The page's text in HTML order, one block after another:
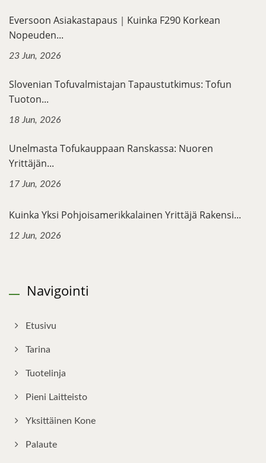
Eversoon Asiakastapaus｜Kuinka F290 Korkean
Nopeuden...
23 Jun, 2026
Slovenian Tofuvalmistajan Tapaustutkimus: Tofun
Tuoton...
18 Jun, 2026
Unelmasta Tofukauppaan Ranskassa: Nuoren
Yrittäjän...
17 Jun, 2026
Kuinka Yksi Pohjoisamerikkalainen Yrittäjä Rakensi...
12 Jun, 2026
Navigointi
Etusivu
Tarina
Tuotelinja
Pieni Laitteisto
Yksittäinen Kone
Palaute